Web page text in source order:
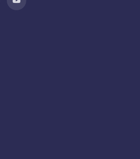
Baysal Üniversitesi
Akif Ersoy Üniversitesi
Mart Üniversitesi